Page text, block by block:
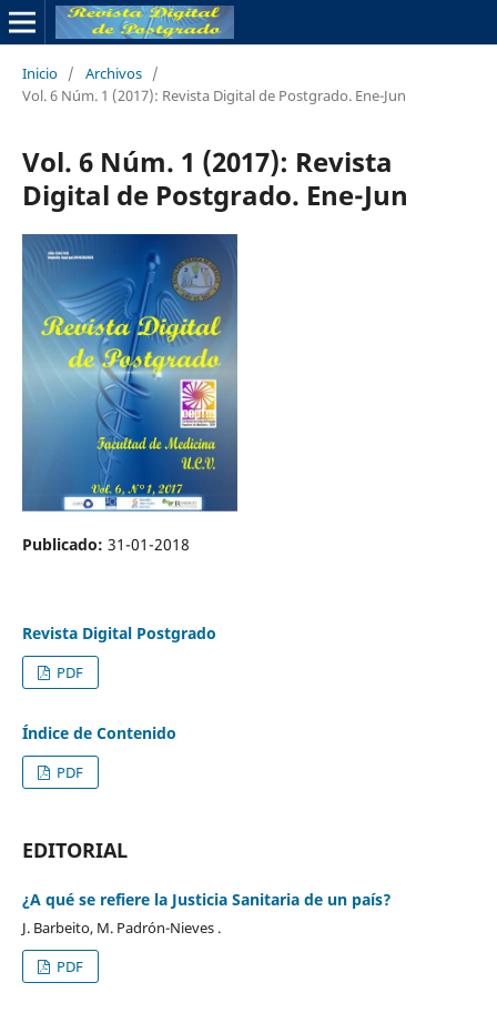
Inicio / Archivos /
Vol. 6 Núm. 1 (2017): Revista Digital de Postgrado. Ene-Jun
Vol. 6 Núm. 1 (2017): Revista
Digital de Postgrado. Ene-Jun
Publicado: 31-01-2018
Revista Digital Postgrado
PDF
Índice de Contenido
PDF
EDITORIAL
¿A qué se refiere la Justicia Sanitaria de un país?
J. Barbeito, M. Padrón-Nieves .
PDF